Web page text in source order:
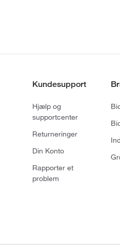
Kundesupport
Hjælp og
supportcenter
Returneringer
Din Konto
Rapporter et
problem